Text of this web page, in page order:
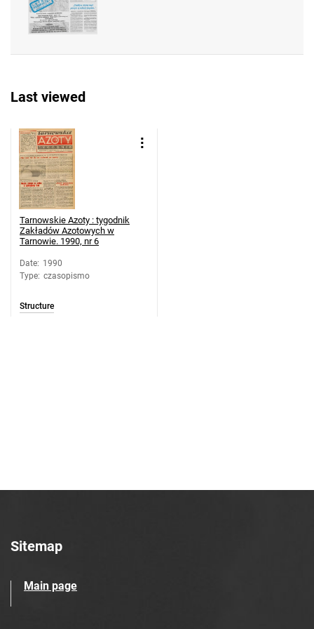
Tarnowskie Azoty : tygodnik Zakładów
Azotowych w Tarnowie. 1990, nr 28
Azotowych w Tarnowie. 1990, nr 30
Azotowych w Tarnowie. 1990, nr 31
Tarnowskie Azoty : tygodnik Zakładów
Azotowych w Tarnowie. 1990, nr 32
Tarnowskie Azoty : tygodnik Zakładów
Azotowych w Tarnowie. 1990, nr 33
Tarnowskie Azoty : tygodnik Zakładów
Azotowych w Tarnowie. 1990, nr 34
Tarnowskie Azoty : tygodnik Zakładów
Azotowych w Tarnowie. 1990
Tarnowskie Azoty : tygodnik Zakładów
Last viewed
Tarnowskie Azoty : tygodnik
Zakładów Azotowych w
Tarnowie. 1990, nr 6
Date: 1990
Type: czasopismo
Structure
Sitemap
Main page